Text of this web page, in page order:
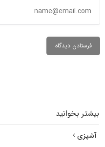
بیشتر بخوانید
آشپزی